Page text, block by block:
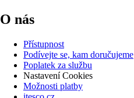
O nás
Přístupnost
Podívejte se, kam doručujeme
Poplatek za službu
Nastavení Cookies
Možnosti platby